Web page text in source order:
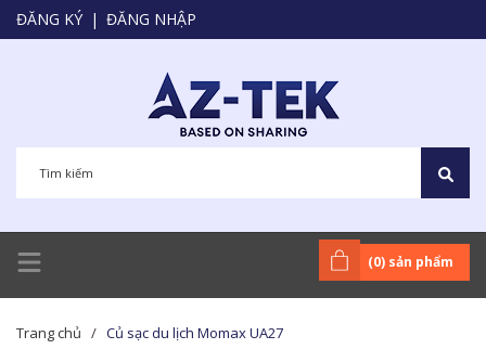
ĐĂNG KÝ | ĐĂNG NHẬP
(0) sản phẩm
Trang chủ / Củ sạc du lịch Momax UA27